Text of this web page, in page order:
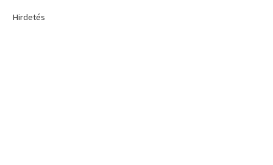
Hirdetés